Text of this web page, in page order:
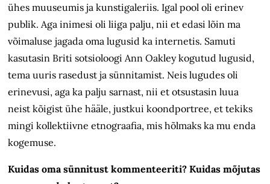
ühes muuseumis ja kunstigaleriis. Igal pool oli erinev
publik. Aga inimesi oli liiga palju, nii et edasi lõin ma
võimaluse jagada oma lugusid ka internetis. Samuti
kasutasin Briti sotsioloogi Ann Oakley kogutud lugusid,
tema uuris rasedust ja sünnitamist. Neis lugudes oli
erinevusi, aga ka palju sarnast, nii et otsustasin luua
neist kõigist ühe hääle, justkui koondportree, et tekiks
mingi kollektiivne etnograafia, mis hõlmaks ka mu enda
kogemuse.
Kuidas oma sünnitust kommenteeriti? Kuidas mõjutas